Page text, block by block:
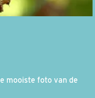
mooiste foto van de